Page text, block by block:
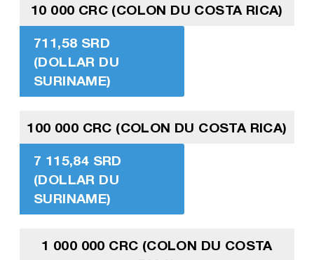
10 000 CRC (COLON DU COSTA RICA)
711,58 SRD
(DOLLAR DU
SURINAME)
100 000 CRC (COLON DU COSTA RICA)
7 115,84 SRD
(DOLLAR DU
SURINAME)
1 000 000 CRC (COLON DU COSTA